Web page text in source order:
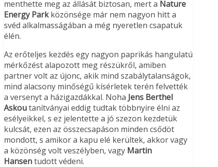
menthette meg az állását biztosan, mert a Nature
Energy Parkközönsége már nem nagyon hitt a
svéd alkalmasságában a még nyeretlen csapatuk
élén.
Az erőteljes kezdés egy nagyon paprikás hangulatú
mérkőzést alapozott meg részükről, amiben
partner volt az újonc, akik mind szabálytalanságok,
mind alacsony minőségű kísérletek terén felvették
a versenyt a házigazdákkal. Noha Jens Berthel
Askoutanítványai eddig tudtak többnyire élni az
esélyeikkel, s ez jelentette a jó szezon kezdetük
kulcsát, ezen az összecsapáson minden csődöt
mondott, s amikor a kapu elé kerültek, akkor vagy
a közönség volt veszélyben, vagy Martin
Hansentudott védeni.